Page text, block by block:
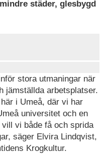
städer, glesbygd
stora utmaningar när
jämställda arbetsplatser.
i Umeå, där vi har
universitet och en
vi både få och sprida
säger Elvira Lindqvist,
Krogkultur.